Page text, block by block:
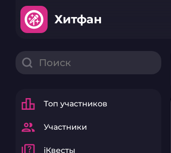
Хитфан
leaderboard Топ участников
group Участники
iКвесты